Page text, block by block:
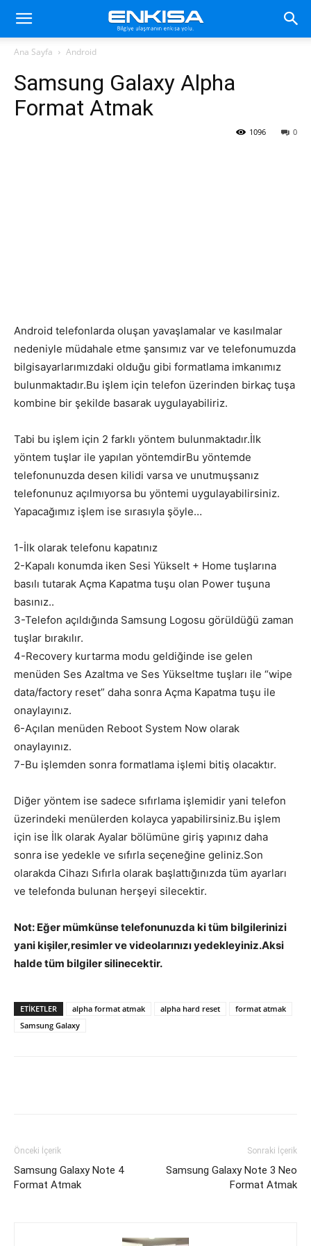
Ana Sayfa Android
Samsung Galaxy Alpha
Format Atmak
0
1096
Android telefonlarda oluşan yavaşlamalar ve kasılmalar
nedeniyle müdahale etme şansımız var ve telefonumuzda
bilgisayarlarımızdaki olduğu gibi formatlama imkanımız
bulunmaktadır.Bu işlem için telefon üzerinden birkaç tuşa
kombine bir şekilde basarak uygulayabiliriz.
Tabi bu işlem için 2 farklı yöntem bulunmaktadır.İlk
yöntem tuşlar ile yapılan yöntemdirBu yöntemde
telefonunuzda desen kilidi varsa ve unutmuşsanız
telefonunuz açılmıyorsa bu yöntemi uygulayabilirsiniz.
Yapacağımız işlem ise sırasıyla şöyle…
1-İlk olarak telefonu kapatınız
2-Kapalı konumda iken Sesi Yükselt + Home tuşlarına
basılı tutarak Açma Kapatma tuşu olan Power tuşuna
basınız..
3-Telefon açıldığında Samsung Logosu görüldüğü zaman
tuşlar bırakılır.
4-Recovery kurtarma modu geldiğinde ise gelen
menüden Ses Azaltma ve Ses Yükseltme tuşları ile “wipe
data/factory reset” daha sonra Açma Kapatma tuşu ile
onaylayınız.
6-Açılan menüden Reboot System Now olarak
onaylayınız.
7-Bu işlemden sonra formatlama işlemi bitiş olacaktır.
Diğer yöntem ise sadece sıfırlama işlemidir yani telefon
üzerindeki menülerden kolayca yapabilirsiniz.Bu işlem
için ise İlk olarak Ayalar bölümüne giriş yapınız daha
sonra ise yedekle ve sıfırla seçeneğine geliniz.Son
olarakda Cihazı Sıfırla olarak başlattığınızda tüm ayarları
ve telefonda bulunan herşeyi silecektir.
Not: Eğer mümkünse telefonunuzda ki tüm bilgilerinizi
yani kişiler,resimler ve videolarınızı yedekleyiniz.Aksi
halde tüm bilgiler silinecektir.
ETIKETLER alpha format atmak alpha hard reset
format atmak
Samsung Galaxy
Önceki İçerik
Samsung Galaxy Note 4
Format Atmak
Sonraki İçerik
Samsung Galaxy Note 3 Neo
Format Atmak